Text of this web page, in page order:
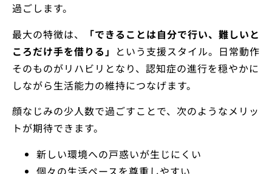
過ごします。
最大の特徴は、
「できることは自分で行い、難しいと
ころだけ手を借りる」 という支援スタイル。日常動作
そのものがリハビリとなり、認知症の進行を穏やかに
しながら生活能力の維持につなげます。
顔なじみの少人数で過ごすことで、次のようなメリッ
トが期待できます。
新しい環境への戸惑いが生じにくい
個々の生活ペースを尊重しやすい